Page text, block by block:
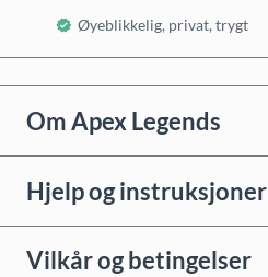
Øyeblikkelig, privat, trygt
Om Apex Legends
Hjelp og instruksjoner
Vilkår og betingelser